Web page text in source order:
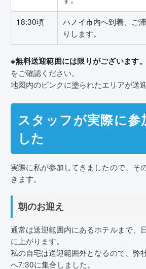
18:30頃
ハノイ市内へ到着、ご
りします。
※無料送迎範囲には限りがございます。
をご確認ください。
地図内のピンクに塗られたエリアが送
スタッフが実際に参
した
実際に私が参加してきましたので、そ
きます。
朝のお迎え
通常は送迎範囲内にあるホテルまで、
に上がります。
私の自宅は送迎範囲外となるので、弊
へ7:30に集合しました。